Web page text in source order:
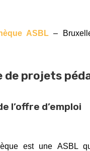
ASBL –
de projets
l’offre d’emploi
est une ASBL